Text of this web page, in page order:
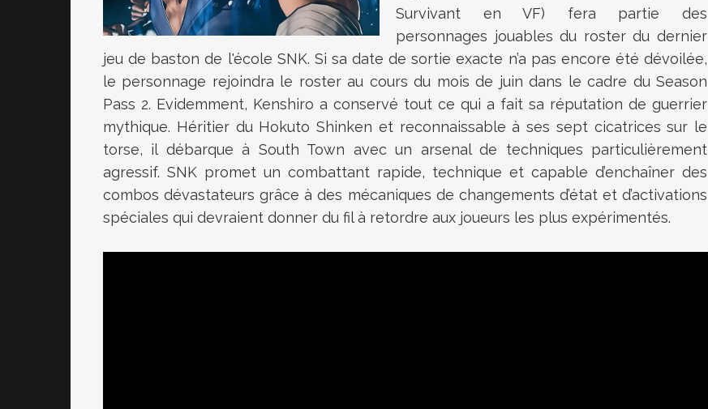
Survivant en VF) fera partie des
personnages jouables du roster du dernier
jeu de baston de l'école SNK. Si sa date de sortie exacte n’a pas encore été dévoilée,
le personnage rejoindra le roster au cours du mois de juin dans le cadre du Season
Pass 2. Evidemment, Kenshiro a conservé tout ce qui a fait sa réputation de guerrier
mythique. Héritier du Hokuto Shinken et reconnaissable à ses sept cicatrices sur le
torse, il débarque à South Town avec un arsenal de techniques particulièrement
agressif. SNK promet un combattant rapide, technique et capable d’enchaîner des
combos dévastateurs grâce à des mécaniques de changements d’état et d’activations
spéciales qui devraient donner du fil à retordre aux joueurs les plus expérimentés.